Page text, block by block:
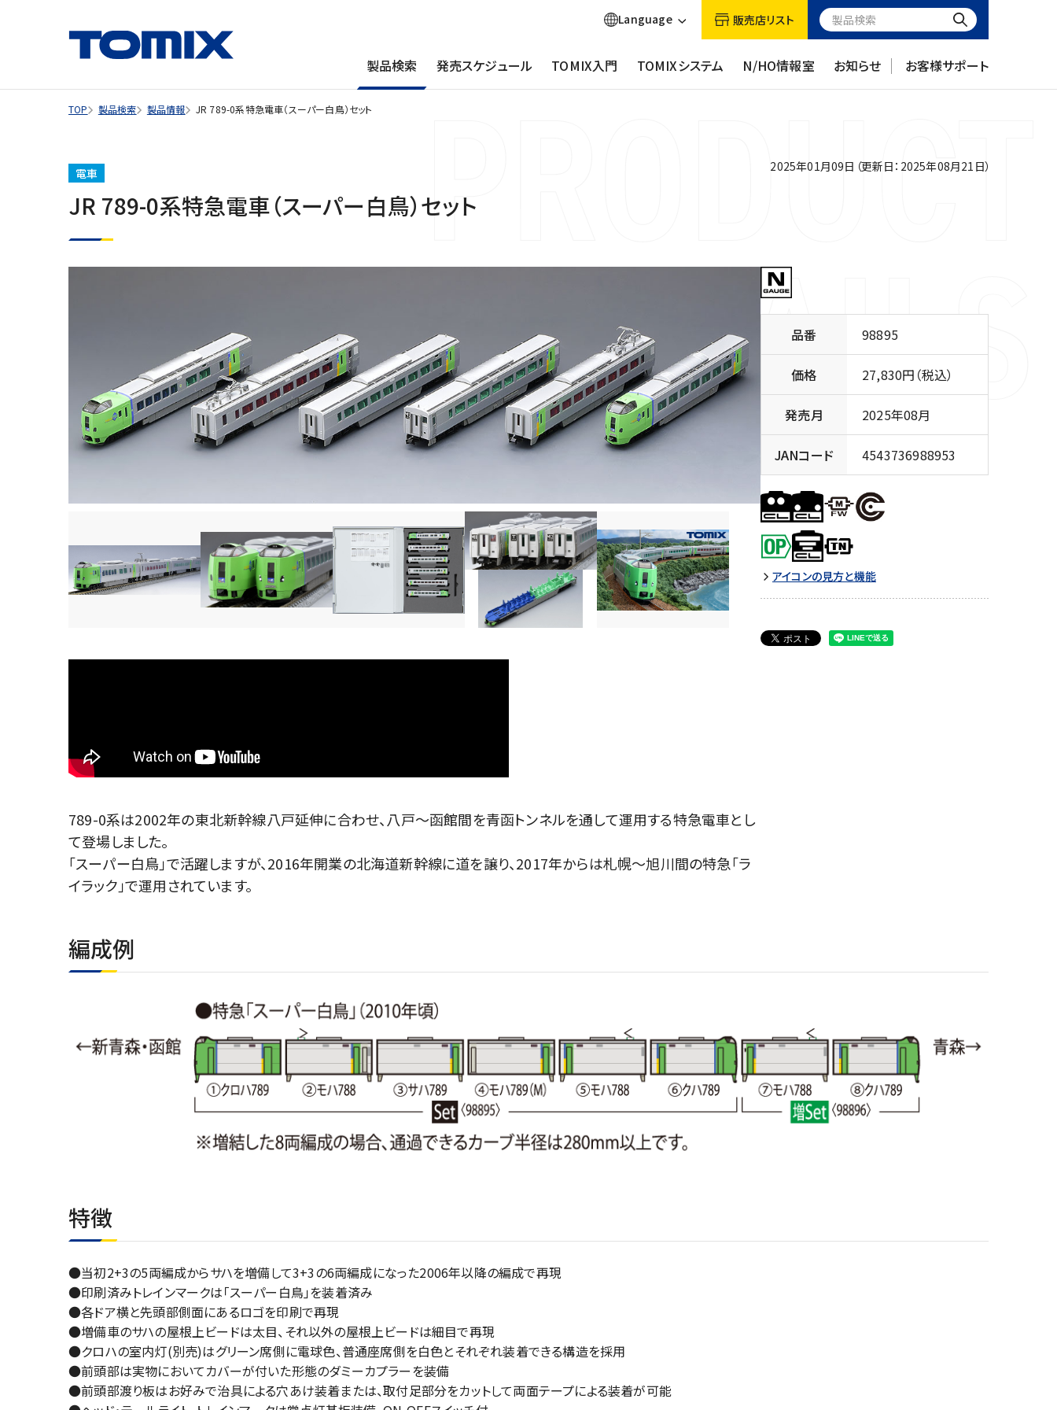
製品検索 発売スケジュール TOMIX入門 TOMIXシステム N/HO情報室 お知らせ お客様サポート
Language 販売店リスト
TOP 製品検索 製品情報 JR 789-0系特急電車（スーパー白鳥）セット
電車
JR 789-0系特急電車（スーパー白鳥）セット
2025年01月09日（更新日：2025年08月21日）
789-0系は2002年の東北新幹線八戸延伸に合わせ、八戸～函館間を青函トンネルを通して運用する特急電車とし
て登場しました。
｢スーパー白鳥｣で活躍しますが、2016年開業の北海道新幹線に道を譲り、2017年からは札幌～旭川間の特急｢ラ
イラック｣で運用されています。
品番 98895
価格 27,830円（税込）
発売月 2025年08月
JANコード 4543736988953
アイコンの見方と機能
編成例
特徴
●当初2+3の5両編成からサハを増備して3+3の6両編成になった2006年以降の編成で再現
●印刷済みトレインマークは｢スーパー白鳥｣を装着済み
●各ドア横と先頭部側面にあるロゴを印刷で再現
●増備車のサハの屋根上ビードは太目、それ以外の屋根上ビードは細目で再現
●クロハの室内灯(別売)はグリーン席側に電球色、普通座席側を白色とそれぞれ装着できる構造を採用
●前頭部は実物においてカバーが付いた形態のダミーカプラーを装備
●前頭部渡り板はお好みで治具による穴あけ装着または、取付足部分をカットして両面テープによる装着が可能